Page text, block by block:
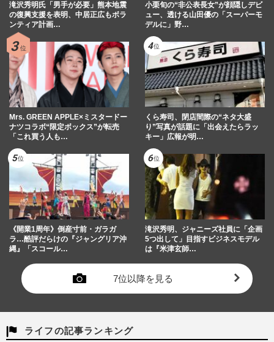
滝沢秀明氏「男手が必要」熊本地震
の復興支援を表明、中居正広もボラ
ンティア計画…
小栗旬の“非公表長女”が顔隠しデビ
ュー、透ける山田優の「スーパーモ
デルに」野…
Mrs. GREEN APPLE×ミスタードー
ナツコラボ“限定ボックス”が転売
「これ買う人も…
くら寿司、閉店間際の“ネタ大盛
り”写真が話題に「出会えたらラッ
キー」広報が明…
《開業1周年》倒産寸前・ガラガ
ラ…酷評だらけの『ジャングリア沖
縄』「スコール…
滝沢秀明、ジャニーズ社員に「企画
5つ出して」目指すビジネスモデル
は『米津玄師…
7位以降を見る
ライフの記事ランキング